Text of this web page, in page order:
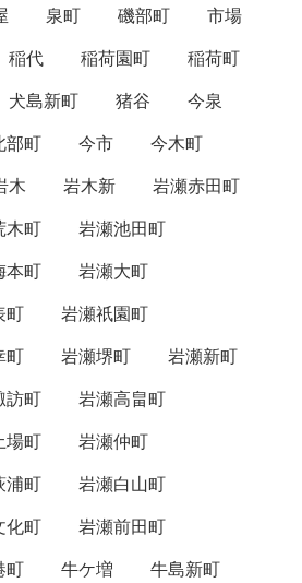
泉町 磯部町
市場
稲代 稲荷園町
稲荷町
犬島新町 猪谷
今泉
部町 今市
今木町
木 岩木新
岩瀬赤田町
木町
岩瀬池田町
本町
岩瀬大町
町
岩瀬祇園町
町 岩瀬堺町
岩瀬新町
訪町
岩瀬高畠町
場町
岩瀬仲町
浦町
岩瀬白山町
化町
岩瀬前田町
町 牛ケ増
牛島新町